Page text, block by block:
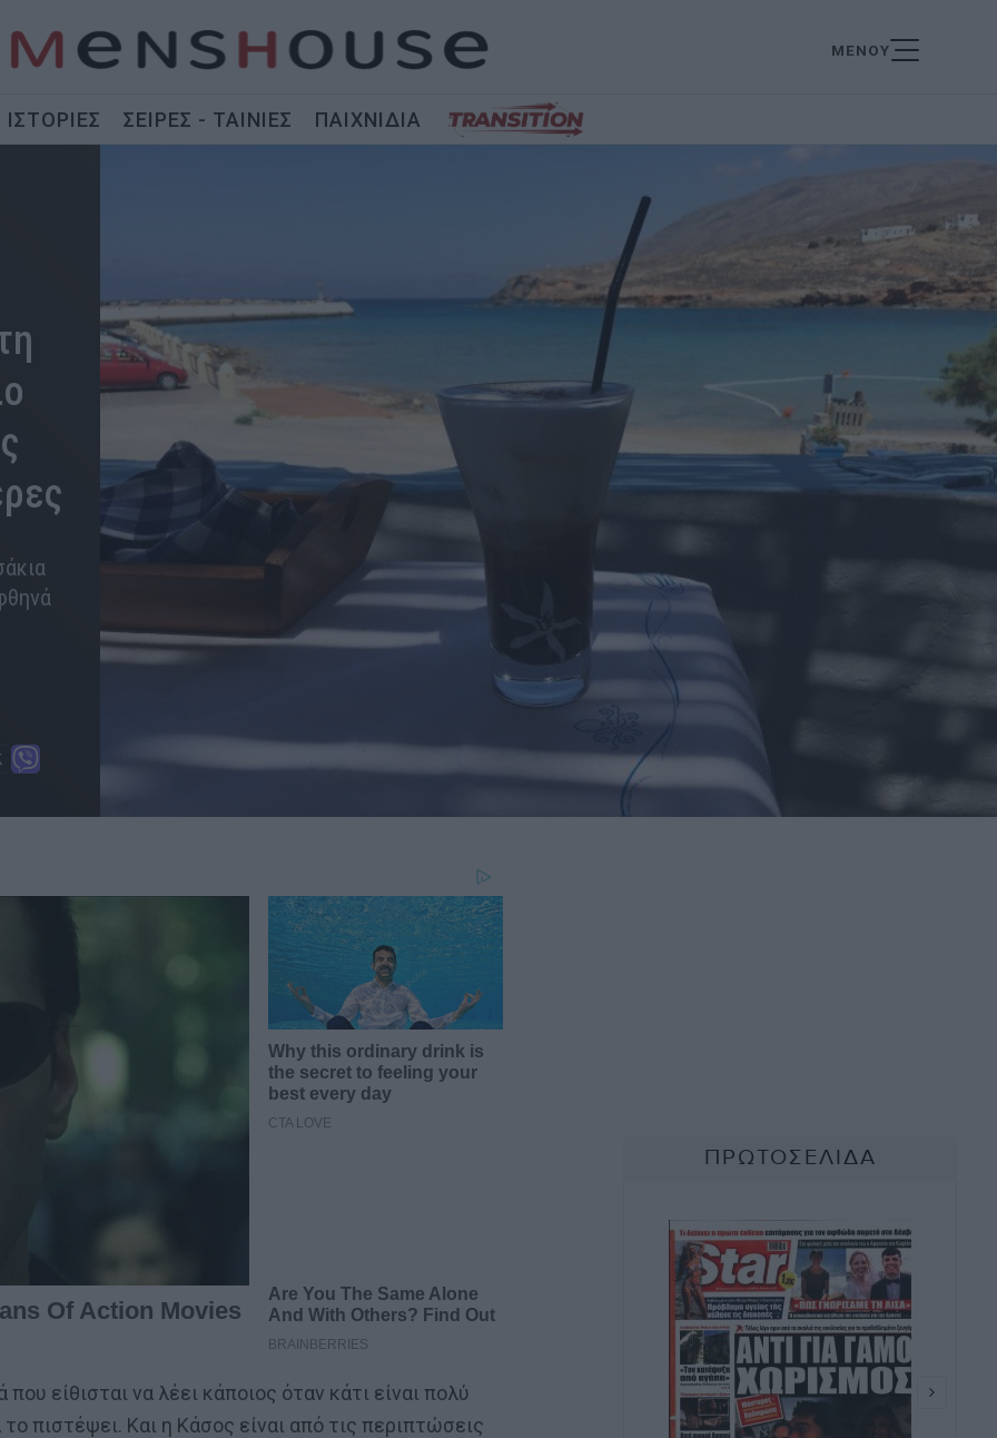
ΜΕΝΟΥ
ΙΣΤΟΡΙΕΣ ΣΕΙΡΕΣ - ΤΑΙΝΙΕΣ ΠΑΙΧΝΙΔΙΑ
είθισται να λέει κάποιος όταν κάτι είναι πολύ
το πιστέψει. Και η Κάσος είναι από τις περιπτώσεις